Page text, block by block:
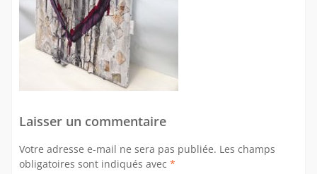
Laisser un commentaire
Votre adresse e-mail ne sera pas publiée. Les champs
obligatoires sont indiqués avec *